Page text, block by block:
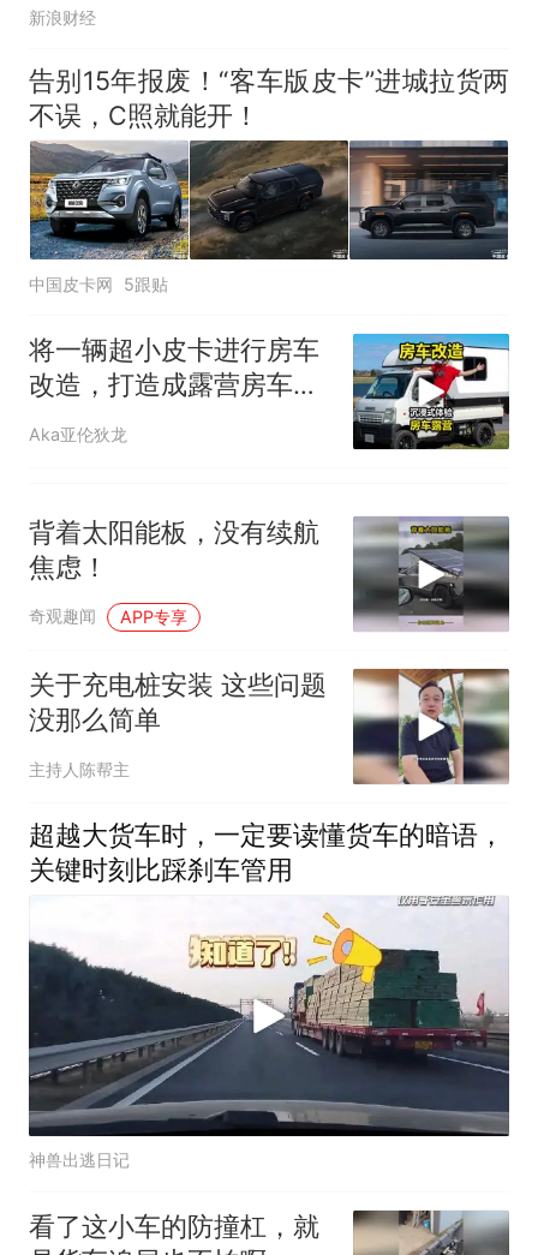
新浪财经
告别15年报废！“客车版皮卡”进城拉货两
不误，C照就能开！
中国皮卡网 5跟贴
将一辆超小皮卡进行房车
改造，打造成露营房车，
享受户外露营！
Aka亚伦狄龙
背着太阳能板，没有续航
焦虑！
奇观趣闻 APP专享
关于充电桩安装 这些问题
没那么简单
主持人陈帮主
超越大货车时，一定要读懂货车的暗语，
关键时刻比踩刹车管用
神兽出逃日记
看了这小车的防撞杠，就